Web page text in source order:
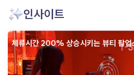
인사이트
체류시간 200% 상승시키는 뷰티 팝업
인터랙티브 콘텐츠